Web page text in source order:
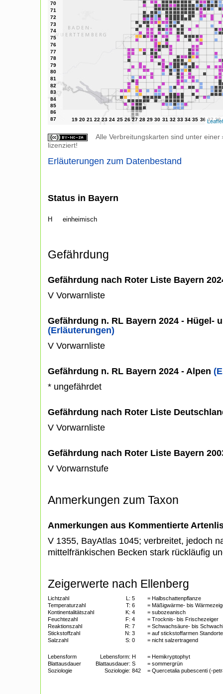
Leaflet
Alle Verbreitungskarten sind unter einer
lizenziert!
Erläuterungen zum Datenbestand
Status in Bayern
H einheimisch
Gefährdung
Gefährdung nach Roter Liste Bayern
V Vorwarnliste
Gefährdung n. RL Bayern 2024 - Hügel-
(Erläuterungen)
V Vorwarnliste
Gefährdung n. RL Bayern 2024 - Alpen
* ungefährdet
Gefährdung nach Roter Liste
V Vorwarnliste
Gefährdung nach Roter Liste Bayern
V Vorwarnstufe
Anmerkungen zum Taxon
Anmerkungen aus Kommentierte
V 1355, BayAtlas 1045; verbreitet, jedoch
mittelfränkischen Becken stark rückläufig
Zeigerwerte nach Ellenberg
Lichtzahl L: 5
= Halbschattenpflanze
Temperaturzahl
T: 6
= Mäßigwärme- bis
Kontinentalitätszahl
K: 4
= subozeanisch
Feuchtezahl
F: 4
= Trocknis- bis Frischezeiger
Reaktionszahl
R: 7
= Schwachsäure- bis
Stickstoffzahl
N: 3
= auf stickstoffarmen
Salzzahl
S: 0 = nicht salzertragend
Lebensform Lebensform: H
= Hemikryptophyt
Blattausdauer
Blattausdauer: S
= sommergrün
Soziologie
Soziologie: 842 = Quercetalia pubescenti (-